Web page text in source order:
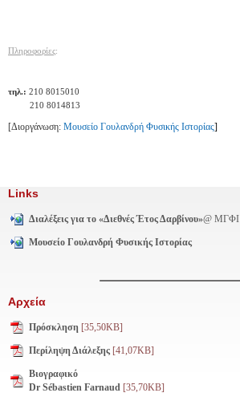
Πληροφορίες:
τηλ.: 210 8015010
210 8014813
[Διοργάνωση: Μουσείο Γουλανδρή Φυσικής Ιστορίας]
Links
Διαλέξεις για το «Διεθνές Έτος Δαρβίνου»@ ΜΓΦΙ
Μουσείο Γουλανδρή Φυσικής Ιστορίας
Αρχεία
Πρόσκληση [35,50KB]
Περίληψη Διάλεξης [41,07KB]
Βιογραφικό
Dr Sébastien Farnaud [35,70KB]